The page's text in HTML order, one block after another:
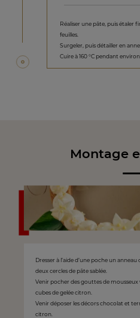
Réaliser une pâte, puis étaler
feuilles.
Surgeler, puis détailler en
Cuire à 160 °C pendant
Montage
Dresser à l’aide d’une poche un
deux cercles de pâte sablée.
Venir pocher des gouttes de mousseux
cubes de gelée citron.
Venir déposer les décors chocolat et
citron.